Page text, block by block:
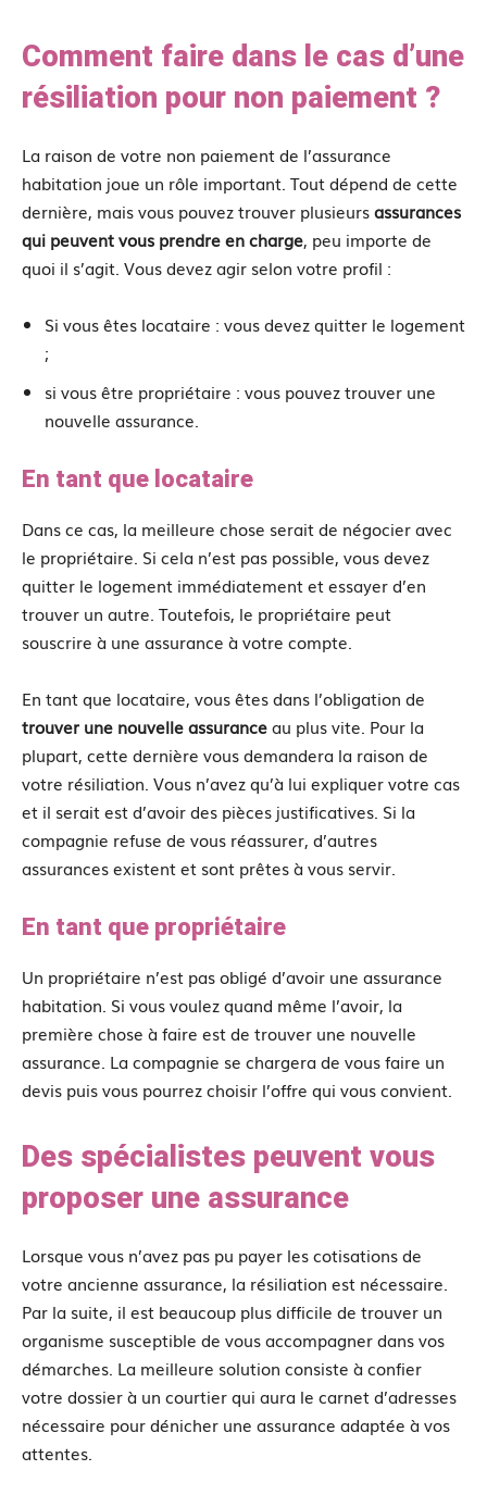
Comment faire dans le cas d’une
résiliation pour non paiement ?
La raison de votre non paiement de l’assurance
habitation joue un rôle important. Tout dépend de cette
dernière, mais vous pouvez trouver plusieursassurances
qui peuvent vous prendre en charge, peu importe de
quoi il s’agit. Vous devez agir selon votre profil :
Si vous êtes locataire : vous devez quitter le logement
;
si vous être propriétaire : vous pouvez trouver une
nouvelle assurance.
En tant que locataire
Dans ce cas, la meilleure chose serait de négocier avec
le propriétaire. Si cela n’est pas possible, vous devez
quitter le logement immédiatement et essayer d’en
trouver un autre. Toutefois, le propriétaire peut
souscrire à une assurance à votre compte.
En tant que locataire, vous êtes dans l’obligation de
trouver une nouvelle assuranceau plus vite. Pour la
plupart, cette dernière vous demandera la raison de
votre résiliation. Vous n’avez qu’à lui expliquer votre cas
et il serait est d’avoir des pièces justificatives. Si la
compagnie refuse de vous réassurer, d’autres
assurances existent et sont prêtes à vous servir.
En tant que propriétaire
Un propriétaire n’est pas obligé d’avoir une assurance
habitation. Si vous voulez quand même l’avoir, la
première chose à faire est de trouver une nouvelle
assurance. La compagnie se chargera de vous faire un
devis puis vous pourrez choisir l’offre qui vous convient.
Des spécialistes peuvent vous
proposer une assurance
Lorsque vous n’avez pas pu payer les cotisations de
votre ancienne assurance, la résiliation est nécessaire.
Par la suite, il est beaucoup plus difficile de trouver un
organisme susceptible de vous accompagner dans vos
démarches. La meilleure solution consiste à confier
votre dossier à un courtier qui aura le carnet d’adresses
nécessaire pour dénicher une assurance adaptée à vos
attentes.